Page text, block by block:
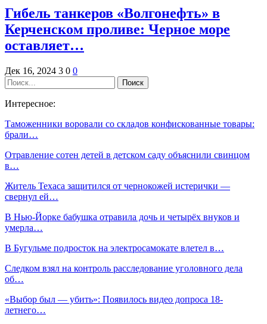
Гибель танкеров «Волгонефть» в
Керченском проливе: Черное море
оставляет…
Дек 16, 2024 3 0 0
Интересное:
Таможенники воровали со складов конфискованные товары:
брали…
Отравление сотен детей в детском саду объяснили свинцом
в…
Житель Техаса защитился от чернокожей истерички —
свернул ей…
В Нью-Йорке бабушка отравила дочь и четырёх внуков и
умерла…
В Бугульме подросток на электросамокате влетел в…
Следком взял на контроль расследование уголовного дела
об…
«Выбор был — убить»: Появилось видео допроса 18-
летнего…